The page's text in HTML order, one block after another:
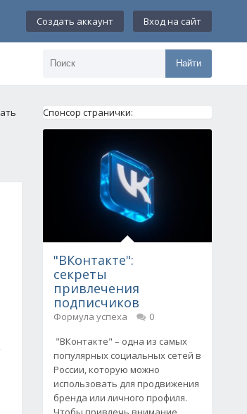
Создать аккаунт Вход на сайт
Найти
Спонсор странички:
"ВКонтакте":
секреты
привлечения
подписчиков
Формула успеха
0
"ВКонтакте" – одна из самых
популярных социальных сетей в
России, которую можно
использовать для продвижения
бренда или личного профиля.